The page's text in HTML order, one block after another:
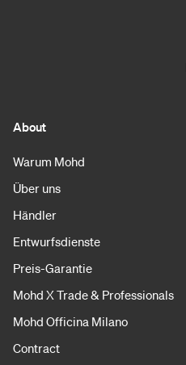
About
Warum Mohd
Über uns
Händler
Entwurfsdienste
Preis-Garantie
Mohd X Trade & Professionals
Mohd Officina Milano
Contract